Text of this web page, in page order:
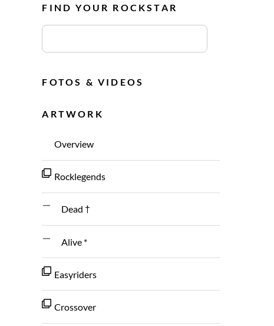
FIND YOUR ROCKSTAR
FOTOS & VIDEOS
ARTWORK
Overview
Rocklegends
Dead †
Alive *
Easyriders
Crossover